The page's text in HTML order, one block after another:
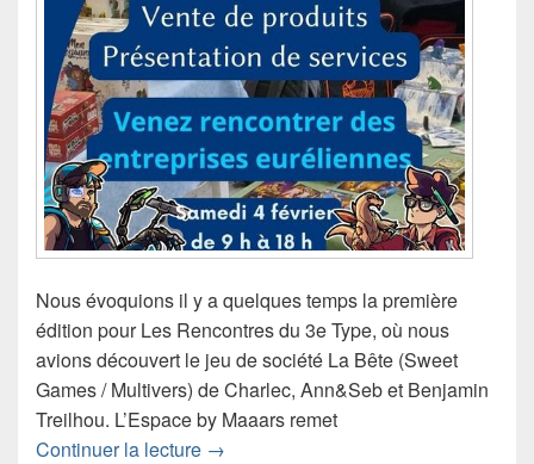
Nous évoquions il y a quelques temps la première
édition pour Les Rencontres du 3e Type, où nous
avions découvert le jeu de société La Bête (Sweet
Games / Multivers) de Charlec, Ann&Seb et Benjamin
Treilhou. L’Espace by Maaars remet
Continuer la lecture L’exposition / salon Les Rencontres
→